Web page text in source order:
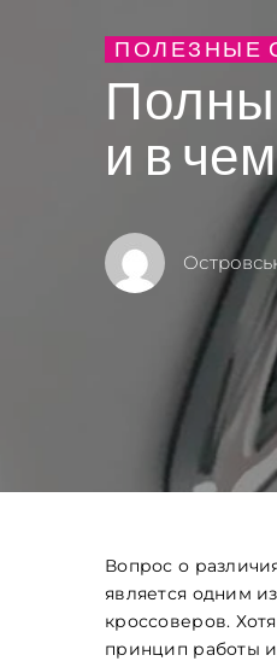
ПОЛЕЗНЫЕ
и в
Вопрос о
является одним
кроссоверов.
принцип работы